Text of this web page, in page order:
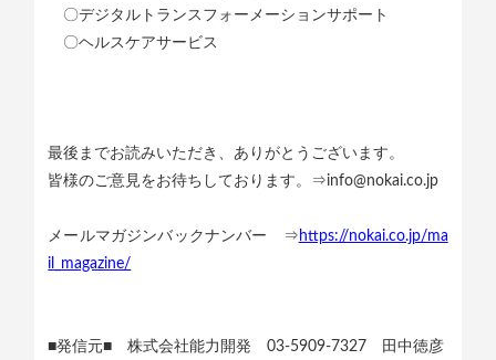
〇デジタルトランスフォーメーションサポート
〇ヘルスケアサービス
最後までお読みいただき、ありがとうございます。
皆様のご意見をお待ちしております。⇒info@nokai.co.jp
メールマガジンバックナンバー ⇒ https://nokai.co.jp/ma
il_magazine/
■発信元■ 株式会社能力開発 03-5909-7327 田中徳彦